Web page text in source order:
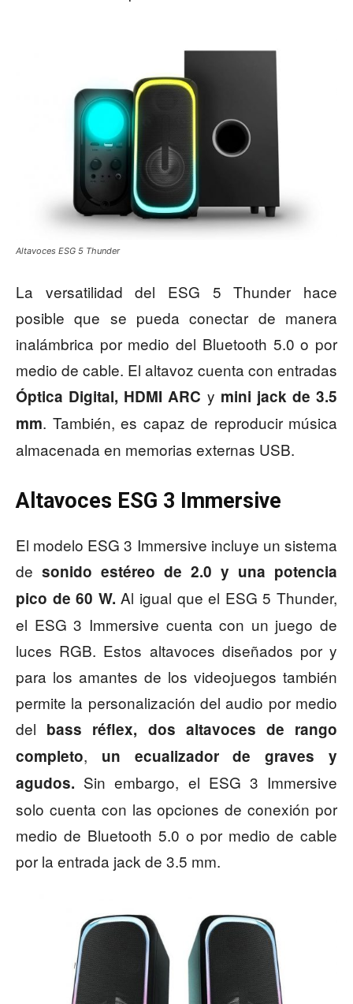
Altavoces ESG 5 Thunder
La versatilidad del ESG 5 Thunder hace
posible que se pueda conectar de manera
inalámbrica por medio del Bluetooth 5.0 o por
medio de cable. El altavoz cuenta con entradas
Óptica Digital, HDMI ARC y mini jack de 3.5
mm. También, es capaz de reproducir música
almacenada en memorias externas USB.
Altavoces ESG 3 Immersive
El modelo ESG 3 Immersive incluye un sistema
de sonido estéreo de 2.0 y una potencia
pico de 60 W. Al igual que el ESG 5 Thunder,
el ESG 3 Immersive cuenta con un juego de
luces RGB. Estos altavoces diseñados por y
para los amantes de los videojuegos también
permite la personalización del audio por medio
del bass réflex, dos altavoces de rango
completo, un
ecualizador de graves y
agudos. Sin embargo, el ESG 3 Immersive
solo cuenta con las opciones de conexión por
medio de Bluetooth 5.0 o por medio de cable
por la entrada jack de 3.5 mm.